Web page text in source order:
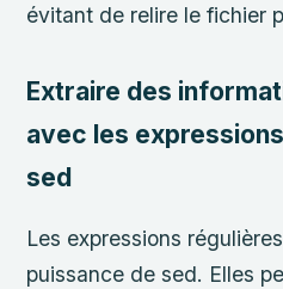
évitant de relire le fichier
Extraire des
avec les
sed
Les expressions
puissance de sed. Elles